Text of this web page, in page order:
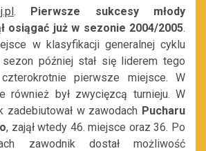
. Pierwsze sukcesy młody
osiągać już w sezonie 2004/2005.
w klasyfikacji generalnej cyklu
później stał się liderem tego
pierwsze miejsce. W
również był zwycięzcą turnieju. W
zadebiutował w zawodach Pucharu
, zajął wtedy 46. miejsce oraz 36. Po
zawodnik dostał możliwość